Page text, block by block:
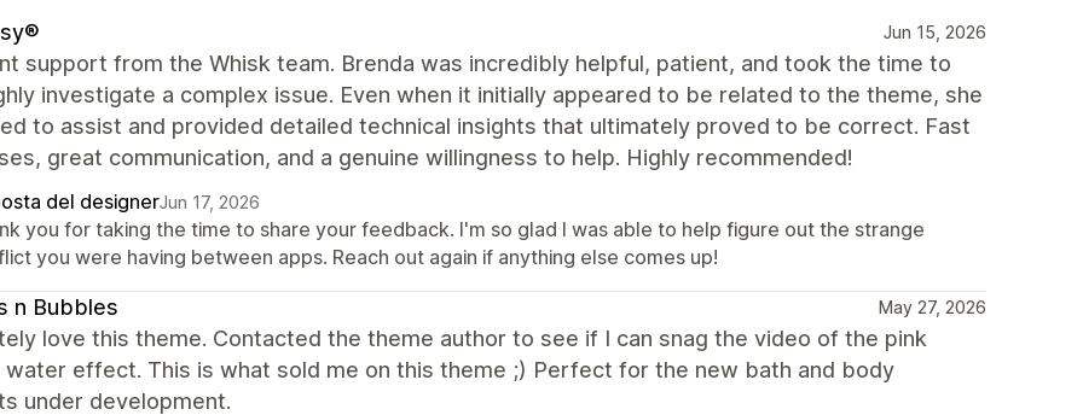
Jun 15, 2026
support from the Whisk team. Brenda was incredibly helpful, patient, and took the time to
investigate a complex issue. Even when it initially appeared to be related to the theme, she
to assist and provided detailed technical insights that ultimately proved to be correct. Fast
great communication, and a genuine willingness to help. Highly recommended!
del designerJun 17, 2026
you for taking the time to share your feedback. I'm so glad I was able to help figure out the strange
you were having between apps. Reach out again if anything else comes up!
n Bubbles May 27, 2026
love this theme. Contacted the theme author to see if I can snag the video of the pink
water effect. This is what sold me on this theme ;) Perfect for the new bath and body
under development.